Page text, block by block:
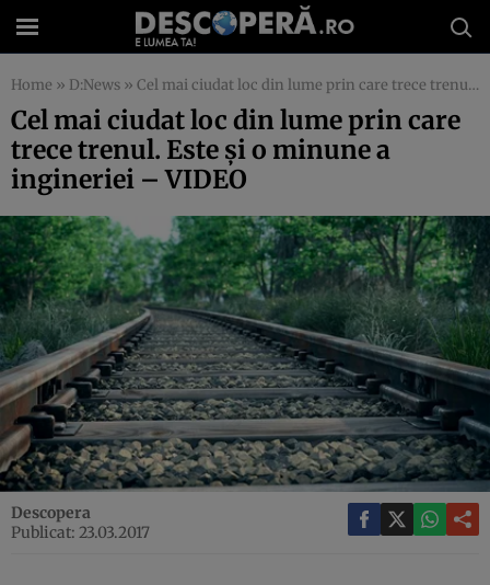
Home » D:News » Cel mai ciudat loc din lume prin care trece trenul. Este şi o minune a ingineriei – VIDEO
Cel mai ciudat loc din lume prin care
trece trenul. Este şi o minune a
ingineriei – VIDEO
Descopera
Publicat: 23.03.2017